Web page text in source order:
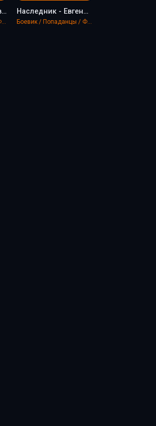
Звёздный Волк - Евгений Щепетнов
Боевик / Попаданцы / Фантастика, фэнтези
Наследник - Евгений Щепетнов
Боевик / Попаданцы / Фантастика, фэнтези